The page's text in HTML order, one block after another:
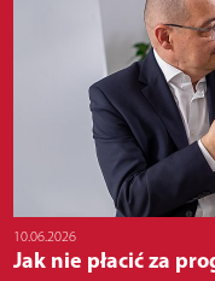
10.06.2026
Jak nie płacić za